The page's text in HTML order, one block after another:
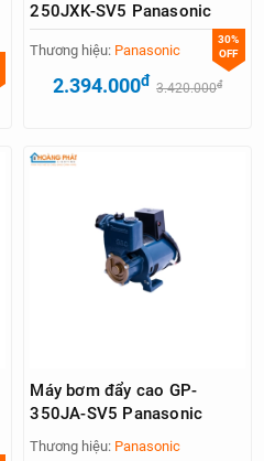
250JXK-SV5 Panasonic
30%
OFF
Thương hiệu: Panasonic
2.394.000đ 3.420.000đ
Máy bơm đẩy cao GP-
350JA-SV5 Panasonic
Thương hiệu: Panasonic